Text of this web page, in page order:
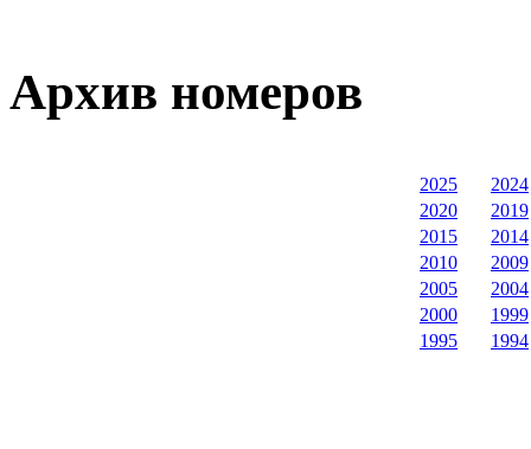
Архив номеров
2025
2024
2020
2019
2015
2014
2010
2009
2005
2004
2000
1999
1995
1994